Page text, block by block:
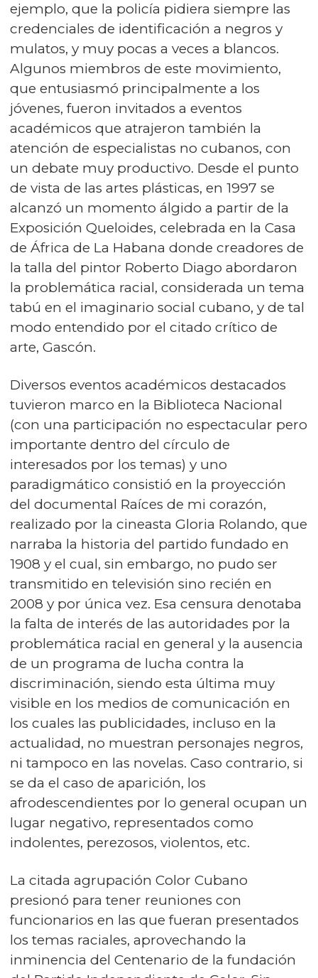
ejemplo, que la policía pidiera siempre las
credenciales de identificación a negros y
mulatos, y muy pocas a veces a blancos.
Algunos miembros de este movimiento,
que entusiasmó principalmente a los
jóvenes, fueron invitados a eventos
académicos que atrajeron también la
atención de especialistas no cubanos, con
un debate muy productivo. Desde el punto
de vista de las artes plásticas, en 1997 se
alcanzó un momento álgido a partir de la
Exposición Queloides, celebrada en la Casa
de África de La Habana donde creadores de
la talla del pintor Roberto Diago abordaron
la problemática racial, considerada un tema
tabú en el imaginario social cubano, y de tal
modo entendido por el citado crítico de
arte, Gascón.
Diversos eventos académicos destacados
tuvieron marco en la Biblioteca Nacional
(con una participación no espectacular pero
importante dentro del círculo de
interesados por los temas) y uno
paradigmático consistió en la proyección
del documental Raíces de mi corazón,
realizado por la cineasta Gloria Rolando, que
narraba la historia del partido fundado en
1908 y el cual, sin embargo, no pudo ser
transmitido en televisión sino recién en
2008 y por única vez. Esa censura denotaba
la falta de interés de las autoridades por la
problemática racial en general y la ausencia
de un programa de lucha contra la
discriminación, siendo esta última muy
visible en los medios de comunicación en
los cuales las publicidades, incluso en la
actualidad, no muestran personajes negros,
ni tampoco en las novelas. Caso contrario, si
se da el caso de aparición, los
afrodescendientes por lo general ocupan un
lugar negativo, representados como
indolentes, perezosos, violentos, etc.
La citada agrupación Color Cubano
presionó para tener reuniones con
funcionarios en las que fueran presentados
los temas raciales, aprovechando la
inminencia del Centenario de la fundación